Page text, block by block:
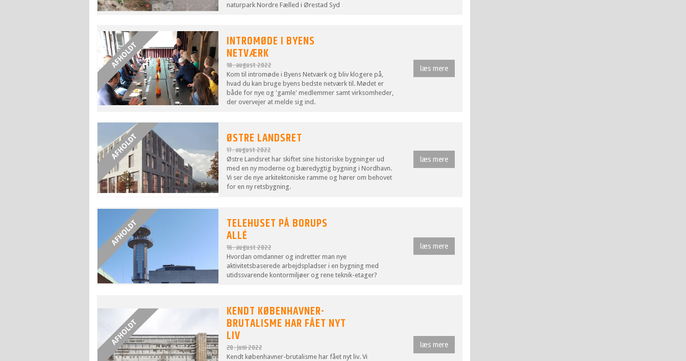
naturpark Nordre Fælled i Ørestad Syd
INTROMØDE I BYENS
NETVÆRK
18. august 2022
Kom til intromøde i Byens Netværk og bliv klogere på,
hvad du kan bruge byens bedste netværk til. Mødet er
både for nye og 'gamle' medlemmer samt virksomheder,
der overvejer at melde sig ind.
læs mere
ØSTRE LANDSRET
17. august 2022
Østre Landsret har skiftet sine historiske bygninger ud
med en ny moderne og bæredygtig bygning i Nordhavn.
Vi ser de nye arkitektoniske ramme og hører om behovet
for en ny retsbygning.
læs mere
TELEHUSET PÅ BORUPS
ALLÉ
16. august 2022
Hvordan omdanner og indretter man nye
aktivitetsbaserede arbejdspladser i en bygning med
utidssvarende kontormiljøer og rene teknik-etager?
læs mere
KENDT KØBENHAVNER-
BRUTALISME HAR FÅET NYT
LIV
28. juni 2022
Kendt københavner-brutalisme har fået nyt liv. Vi
læs mere